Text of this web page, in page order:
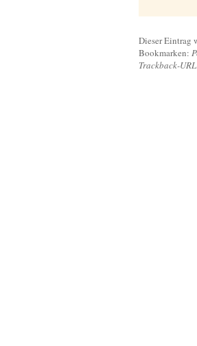
Dieser Eintrag
Bookmarken:
Trackback-URL